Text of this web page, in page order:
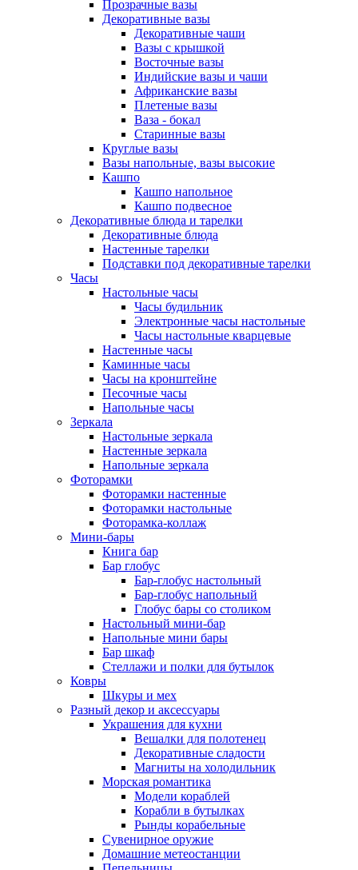
Прозрачные вазы
Декоративные вазы
Декоративные чаши
Вазы с крышкой
Восточные вазы
Индийские вазы и чаши
Африканские вазы
Плетеные вазы
Ваза - бокал
Старинные вазы
Круглые вазы
Вазы напольные, вазы высокие
Кашпо
Кашпо напольное
Кашпо подвесное
Декоративные блюда и тарелки
Декоративные блюда
Настенные тарелки
Подставки под декоративные тарелки
Часы
Настольные часы
Часы будильник
Электронные часы настольные
Часы настольные кварцевые
Настенные часы
Каминные часы
Часы на кронштейне
Песочные часы
Напольные часы
Зеркала
Настольные зеркала
Настенные зеркала
Напольные зеркала
Фоторамки
Фоторамки настенные
Фоторамки настольные
Фоторамка-коллаж
Мини-бары
Книга бар
Бар глобус
Бар-глобус настольный
Бар-глобус напольный
Глобус бары со столиком
Настольный мини-бар
Напольные мини бары
Бар шкаф
Стеллажи и полки для бутылок
Ковры
Шкуры и мех
Разный декор и аксессуары
Украшения для кухни
Вешалки для полотенец
Декоративные сладости
Магниты на холодильник
Морская романтика
Модели кораблей
Корабли в бутылках
Рынды корабельные
Сувенирное оружие
Домашние метеостанции